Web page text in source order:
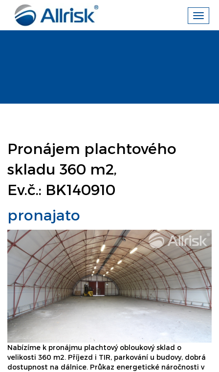
Pronájem plachtového
skladu 360 m2,
Ev.č.: BK140910
pronajato
Nabízíme k pronájmu plachtový obloukový sklad o
velikosti 360 m2. Příjezd i TIR, parkování u budovy, dobrá
dostupnost na dálnice. Průkaz energetické náročnosti v